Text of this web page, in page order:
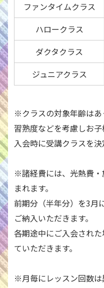
ファンタイムクラス
ハロークラス
ダクタクラス
ジュニアクラス
※クラスの対象年齢は
習熟度などを考慮しお
入会時に受講クラスを決
※諸経費には、光熱費
まれます。
前期分（半年分）を3月
ご納入いただきます。
各期途中にご入会され
ていただきます。
※月毎にレッスン回数